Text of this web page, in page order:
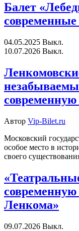
Балет
04.05.2025 Выкл.
10.07.2026 Выкл.
Автор Vip-Bilet.ru
Московский
особое место в
своего
Ленкома»
09.07.2026 Выкл.